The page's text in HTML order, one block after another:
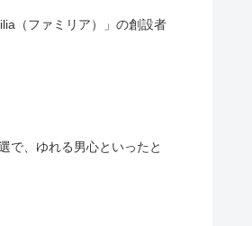
（ファミリア）」の創設者
で、ゆれる男心といったと